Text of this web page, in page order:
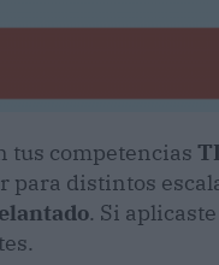
tus competencias
para distintos
. Si